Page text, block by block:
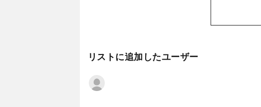
リストに追加したユーザー